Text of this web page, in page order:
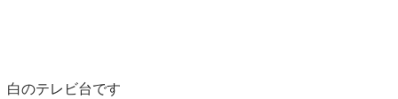
白のテレビ台です